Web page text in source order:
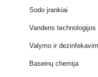
Sodo įrankiai
Vandens technologijos
Valymo ir
Baseinų chemija